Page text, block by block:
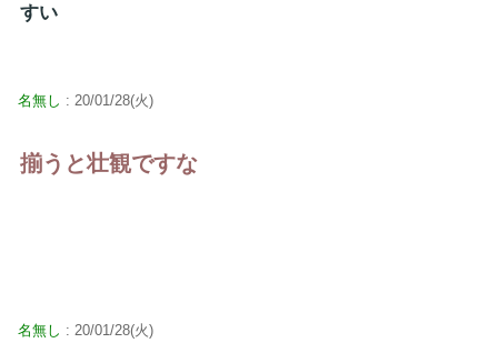
すい
名無し : 20/01/28(火)
揃うと壮観ですな
名無し : 20/01/28(火)